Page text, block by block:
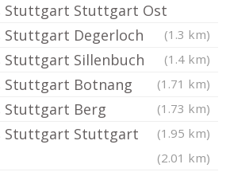
Stuttgart Stuttgart Ost
(1.3 km)
Stuttgart Degerloch
(1.4 km)
Stuttgart Sillenbuch
(1.71 km)
Stuttgart Botnang
(1.73 km)
Stuttgart Berg
(1.95 km)
Stuttgart Stuttgart
(2.01 km)